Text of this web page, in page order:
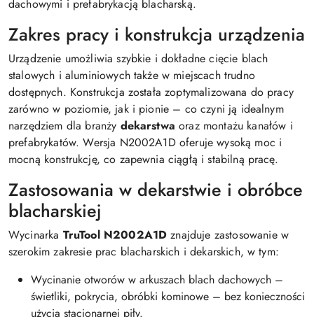
dachowymi i prefabrykacją blacharską.
Zakres pracy i konstrukcja urządzenia
Urządzenie umożliwia szybkie i dokładne cięcie blach
stalowych i aluminiowych także w miejscach trudno
dostępnych. Konstrukcja została zoptymalizowana do pracy
zarówno w poziomie, jak i pionie – co czyni ją idealnym
narzędziem dla branży dekarstwa oraz montażu kanałów i
prefabrykatów. Wersja N2002A1D oferuje wysoką moc i
mocną konstrukcję, co zapewnia ciągłą i stabilną pracę.
Zastosowania w dekarstwie i obróbce
blacharskiej
Wycinarka TruTool N2002A1D znajduje zastosowanie w
szerokim zakresie prac blacharskich i dekarskich, w tym:
Wycinanie otworów w arkuszach blach dachowych –
świetliki, pokrycia, obróbki kominowe – bez konieczności
użycia stacjonarnej piły.